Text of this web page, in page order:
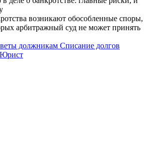
возникают обособленные споры,
арбитражный суд не может принять
должникам Списание долгов
Юрист